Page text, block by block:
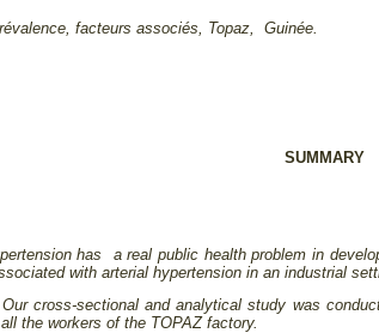
facteurs associés, Topaz, Guinée.
SUMMARY
has a real public health problem in
with arterial hypertension in an industrial
cross-sectional and analytical study was
the workers of the TOPAZ factory.